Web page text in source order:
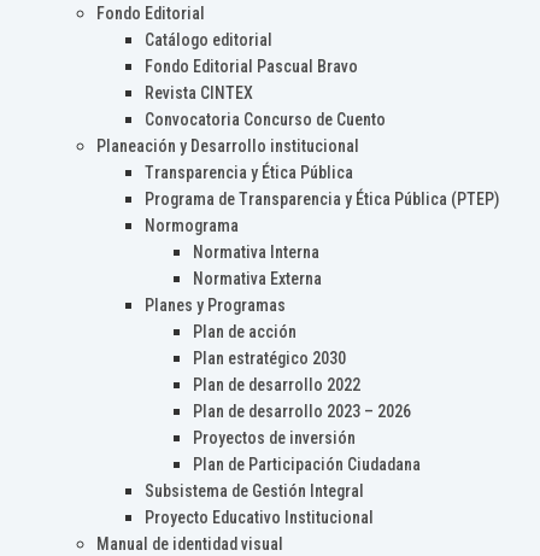
Fondo Editorial
Catálogo editorial
Fondo Editorial Pascual Bravo
Revista CINTEX
Convocatoria Concurso de Cuento
Planeación y Desarrollo institucional
Transparencia y Ética Pública
Programa de Transparencia y Ética Pública (PTEP)
Normograma
Normativa Interna
Normativa Externa
Planes y Programas
Plan de acción
Plan estratégico 2030
Plan de desarrollo 2022
Plan de desarrollo 2023 – 2026
Proyectos de inversión
Plan de Participación Ciudadana
Subsistema de Gestión Integral
Proyecto Educativo Institucional
Manual de identidad visual